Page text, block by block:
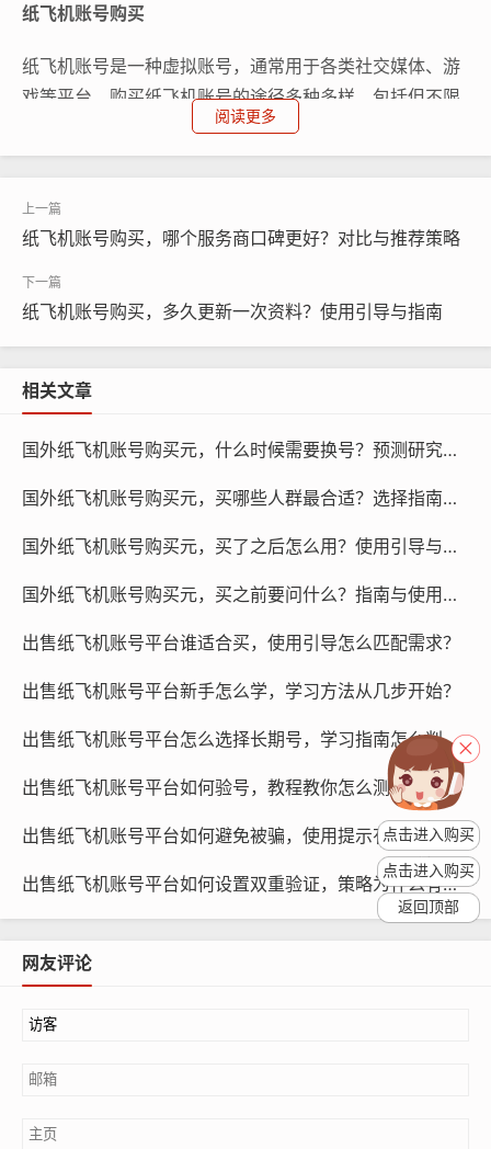
纸飞机账号购买
纸飞机账号是一种虚拟账号，通常用于各类社交媒体、游
戏等平台，购买纸飞机账号的途径多种多样，包括但不限
于在线市场、社交媒体群组、论坛等，在购买过程中，用
户需要提供自己的个人信息，如邮箱、手机号等,以确保账
纸飞机账号购买, 在线购买tg账号, 电报聊天账号购买,wdd
确定账号用途：在购买纸飞机账号之前，首先需要明确账
号的用途，如社交媒体推广、游戏代练等，根据用途,制定
相应的使用频率。
制定计划：根据账号用途和实际需求，制定一个详细的使
用计划，每天发布一定数量的帖子、完成一定数量的任务
阅读更多
纸飞机账号购买，哪个服务商口碑更好？对比与推荐策略
纸飞机账号购买，多久更新一次资料？使用引导与指南
相关文章
国外纸飞机账号购买元，什么时候需要换号？预测研究与策略！
国外纸飞机账号购买元，买哪些人群最合适？选择指南与推荐！
国外纸飞机账号购买元，买了之后怎么用？使用引导与步骤清单！
国外纸飞机账号购买元，买之前要问什么？指南与使用引导清单！
出售纸飞机账号平台谁适合买，使用引导怎么匹配需求？
出售纸飞机账号平台新手怎么学，学习方法从几步开始？
出售纸飞机账号平台怎么选择长期号，学习指南怎么判断？
出售纸飞机账号平台如何验号，教程教你怎么测真伪？
出售纸飞机账号平台如何避免被骗，使用提示有哪些要点？
出售纸飞机账号平台如何设置双重验证，策略为什么有效？
网友评论
点击进入购买
点击进入购买
返回顶部